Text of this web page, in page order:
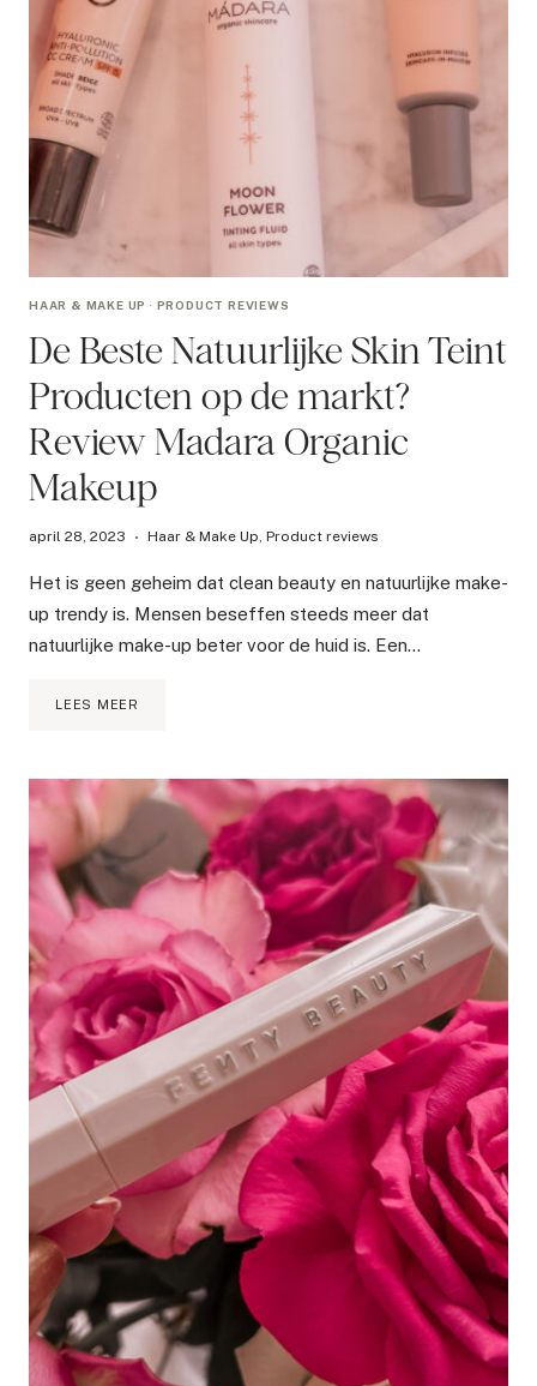
HAAR & MAKE UP · PRODUCT REVIEWS
De Beste Natuurlijke Skin Teint
Producten op de markt?
Review Madara Organic
Makeup
april 28, 2023 Haar & Make Up,Product reviews
Het is geen geheim dat clean beauty en natuurlijke make-
up trendy is. Mensen beseffen steeds meer dat
natuurlijke make-up beter voor de huid is. Een…
LEES MEER
TEINT
PRODUCTEN
MARKT?
REVIEW
ORGANIC
MAKEUP